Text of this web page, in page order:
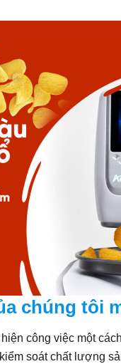
chúng tôi
công việc một
soát chất lượng